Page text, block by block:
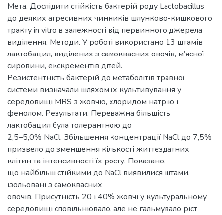
Мета. Дослідити стійкість бактерій роду Lactobacillus
до деяких агресивних чинників шлунково-кишкового
тракту in vitro в залежності від первинного джерела
виділення. Методи. У роботі використано 13 штамів
лактобацил, виділених з самоквасних овочів, м’ясної
сировини, екскрементів дітей.
Pезистентність бактерій до метаболітів травної
системи визначали шляхом їх культивування у
середовищі MRS з жовчю, хлоридом натрію і
фенолом. Результати. Переважна більшість
лактобацил була толерантною до
2,5–5,0% NaCl. Збільшення концентрації NaCl до 7,5%
призвело до зменшення кількості життєздатних
клітин та інтенсивності їх росту. Показано,
що найбільш стійкими до NaCl виявилися штами,
ізольовані з самоквасних
овочів. Присутність 20 і 40% жовчі у культуральному
середовищі сповільнювало, але не гальмувало ріст